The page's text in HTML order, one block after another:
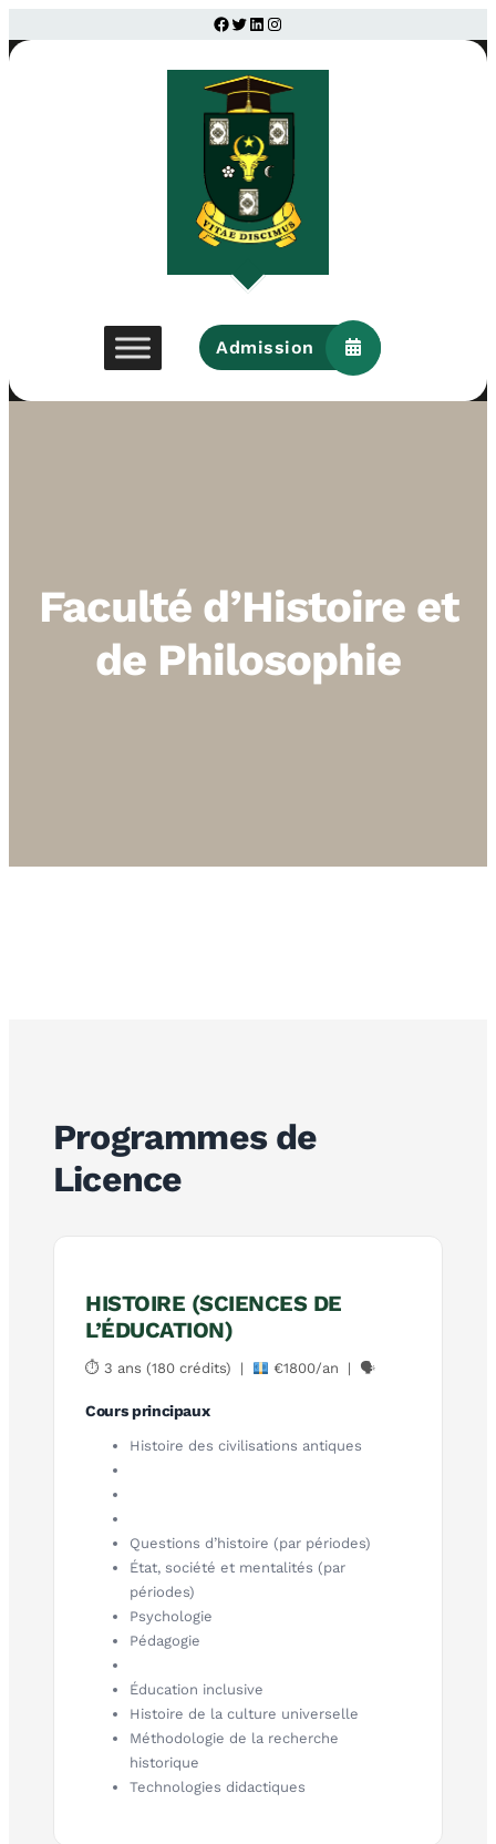
Facebook
Twitter
LinkedIn
Instagram
Admission
Faculté d’Histoire et
de Philosophie
Programmes de
Licence
HISTOIRE (SCIENCES DE
L’ÉDUCATION)
⏱ 3 ans (180 crédits) | €1800/an | 🗣
Cours principaux
Histoire des civilisations antiques
Questions d’histoire (par périodes)
État, société et mentalités (par
périodes)
Psychologie
Pédagogie
Éducation inclusive
Histoire de la culture universelle
Méthodologie de la recherche
historique
Technologies didactiques